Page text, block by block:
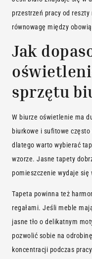
przestrzeń pracy od
równowagę między
Jak
sprzętu
W biurze oświetlenie ma
biurkowe i sufitowe
dlatego warto wybierać
wzorze. Jasne tapety
pomieszczenie wydaje się
Tapeta powinna też
regałami. Jeśli meble
jasne tło o delikatnym
pozwolić sobie na
koncentracji podczas